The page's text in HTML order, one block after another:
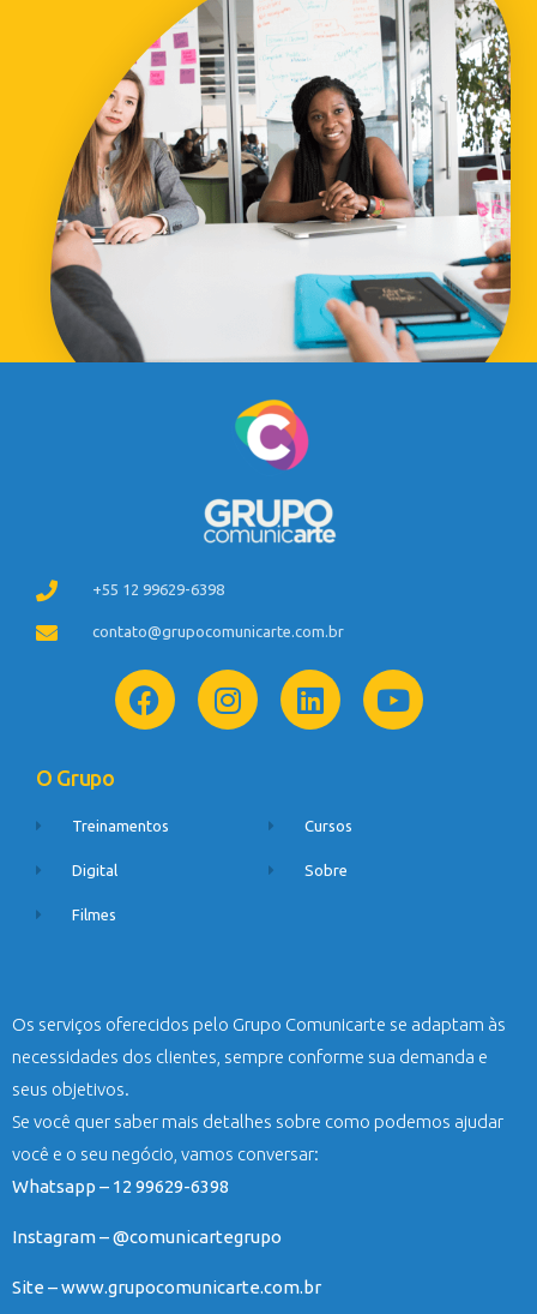
+55 12 99629-6398
contato@grupocomunicarte.com.br
O Grupo
Treinamentos
Digital
Filmes
Cursos
Sobre
Os serviços oferecidos pelo Grupo Comunicarte se adaptam às
necessidades dos clientes, sempre conforme sua demanda e
seus objetivos.
Se você quer saber mais detalhes sobre como podemos ajudar
você e o seu negócio, vamos conversar:
Whatsapp – 12 99629-6398
Instagram – @comunicartegrupo
Site – www.grupocomunicarte.com.br